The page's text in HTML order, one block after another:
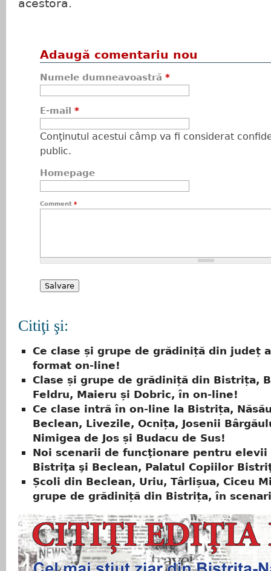
acestora.
Adaugă comentariu nou
Numele dumneavoastră *
E-mail *
Conţinutul acestui câmp va fi considerat
public.
Homepage
Comment *
Citiţi şi:
Ce clase și grupe de grădiniță din județ
format on-line!
Clase și grupe de grădiniță din Bistrița,
Feldru, Maieru și Dobric, în on-line!
Ce clase intră în on-line la Bistrița,
Beclean, Livezile, Ocnița, Josenii
Nimigea de Jos și Budacu de Sus!
Noi scenarii de funcţionare pentru elevii
Bistriţa şi Beclean, Palatul Copiilor
Școli din Beclean, Uriu, Târlișua, Ciceu
grupe de grădiniță din Bistrița, în